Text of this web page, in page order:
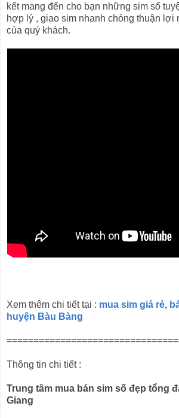
kết mang đến cho bạn những sim số
hợp lý , giao sim nhanh chóng thuận lợi
của quý khách.
Xem thêm chi tiết tại : mua sim giá rẻ,
huyện Bàu Bàng
Thông tin chi tiết :
Trung tâm mua bán sim số đẹp tổng
Giang